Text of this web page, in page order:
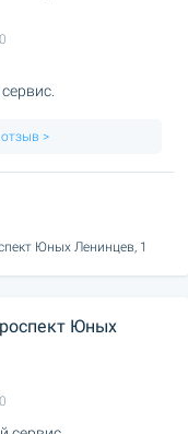
>
Юных Ленинцев, 1
Юных